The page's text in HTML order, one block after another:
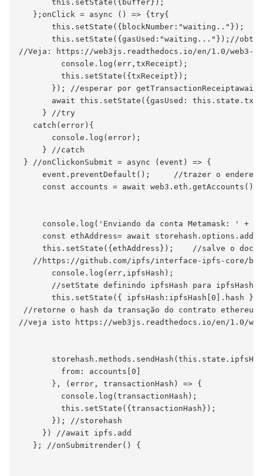
       this.setState({buffer});
   };onClick = async () => {try{
       this.setState({blockNumber:"waiting.."});
this.setState({gasUsed:"waiting..."});//
//Veja: https://web3js.readthedocs.io/en/1.0/web3-
         console.log(err,txReceipt);
         this.setState({txReceipt});
}); //esperar por
await this.setState({gasUsed:
     } //try
   catch(error){
       console.log(error);
     } //catch
} //onClickonSubmit = async (event) => {
event.preventDefault();     //trazer o
     const accounts = await web3.eth.getAccounts();
console.log('Enviando da conta Metamask: ' +
const ethAddress= await
this.setState({ethAddress});    //salve o
//https://github.com/ipfs/interface-ipfs-core/
       console.log(err,ipfsHash);
//setState definindo ipfsHash para
this.setState({ ipfsHash:ipfsHash[0].hash
//retorne o hash da transação do contrato ethereum
//veja isto https://web3js.readthedocs.io/en/1.0/
         from: accounts[0]
       }, (error, transactionHash) => {
         console.log(transactionHash);
         this.setState({transactionHash});
       }); //storehash
     }) //await ipfs.add
   }; //onSubmitrender() {